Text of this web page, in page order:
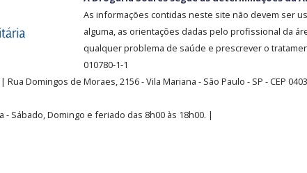
As informações contidas neste site não devem ser
alguma, as orientações dadas pelo profissional da
qualquer problema de saúde e prescrever o
010780-1-1
| Rua Domingos de Moraes, 2156-Vila Mariana - São Paulo - SP - CEP
- Sábado, Domingo e feriado das 8h00 às 18h00. |